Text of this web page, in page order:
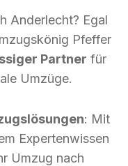
Anderlecht? Egal
Pfeffer
Partner für
Umzüge.
: Mit
Expertenwissen
Umzug nach